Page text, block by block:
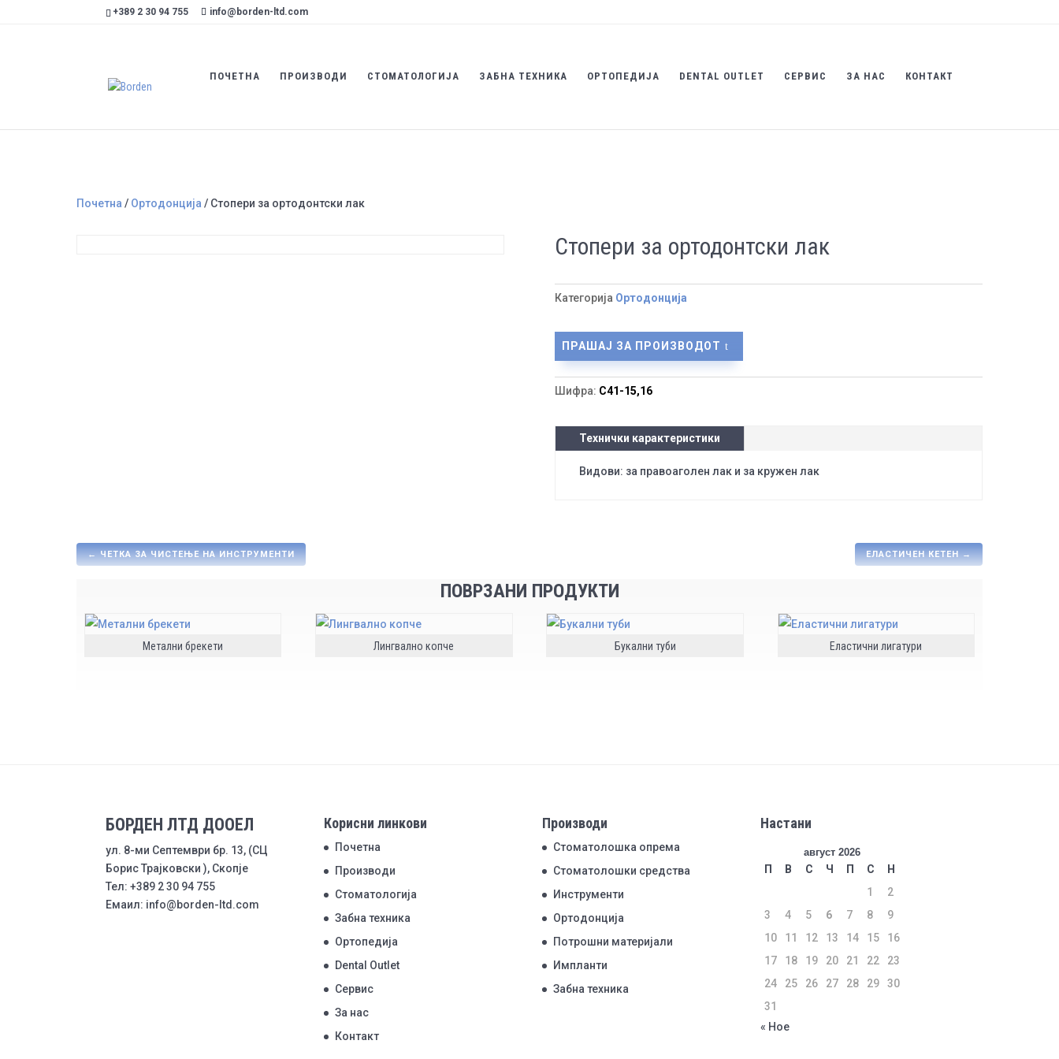
+389 2 30 94 755 info@borden-ltd.com
ПОЧЕТНА ПРОИЗВОДИ СТОМАТОЛОГИЈА ЗАБНА ТЕХНИКА ОРТОПЕДИЈА DENTAL OUTLET СЕРВИС ЗА НАС КОНТАКТ
Почетна / Ортодонција / Стопери за ортодонтски лак
Стопери за ортодонтски лак
Категорија Ортодонција
ПРАШАЈ ЗА ПРОИЗВОДОТ
Шифра: C41-15,16
Технички карактеристики
Видови: за правоаголен лак и за кружен лак
←ЧЕТКА ЗА ЧИСТЕЊЕ НА ИНСТРУМЕНТИ ЕЛАСТИЧЕН КЕТЕН→
ПОВРЗАНИ ПРОДУКТИ
Метални брекети Лингвално копче Букални туби Еластични лигатури
БОРДЕН ЛТД ДООЕЛ
ул. 8-ми Септември бр. 13, (СЦ
Борис Трајковски ), Скопје
Тел: +389 2 30 94 755
Емаил: info@borden-ltd.com
Корисни линкови
Почетна
Производи
Стоматологија
Забна техника
Ортопедија
Dental Outlet
Сервис
За нас
Контакт
Производи
Стоматолошка опрема
Стоматолошки средства
Инструменти
Ортодонција
Потрошни материјали
Импланти
Забна техника
Настани
август 2026
П В С Ч П С
Н
1
2
3
4 5 6 7 8
9
10
11 12 13 14 15
16
17
18 19 20 21 22
23
24
25 26 27 28 29
30
31
« Ное